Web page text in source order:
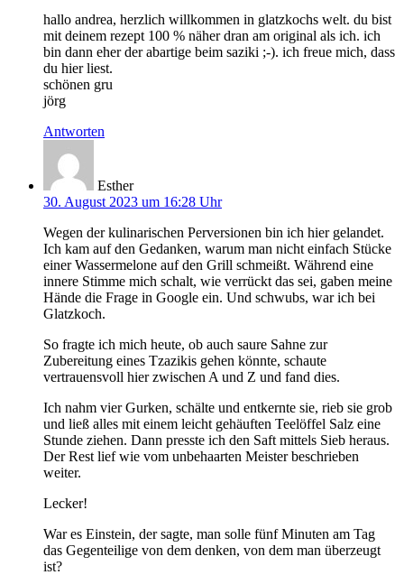
hallo andrea, herzlich willkommen in glatzkochs welt. du bist
mit deinem rezept 100 % näher dran am original als ich. ich
bin dann eher der abartige beim saziki ;-). ich freue mich, dass
du hier liest.
schönen gru
jörg
Antworten
Esther
30. August 2023 um 16:28 Uhr
Wegen der kulinarischen Perversionen bin ich hier gelandet.
Ich kam auf den Gedanken, warum man nicht einfach Stücke
einer Wassermelone auf den Grill schmeißt. Während eine
innere Stimme mich schalt, wie verrückt das sei, gaben meine
Hände die Frage in Google ein. Und schwubs, war ich bei
Glatzkoch.
So fragte ich mich heute, ob auch saure Sahne zur
Zubereitung eines Tzazikis gehen könnte, schaute
vertrauensvoll hier zwischen A und Z und fand dies.
Ich nahm vier Gurken, schälte und entkernte sie, rieb sie grob
und ließ alles mit einem leicht gehäuften Teelöffel Salz eine
Stunde ziehen. Dann presste ich den Saft mittels Sieb heraus.
Der Rest lief wie vom unbehaarten Meister beschrieben
weiter.
Lecker!
War es Einstein, der sagte, man solle fünf Minuten am Tag
das Gegenteilige von dem denken, von dem man überzeugt
ist?